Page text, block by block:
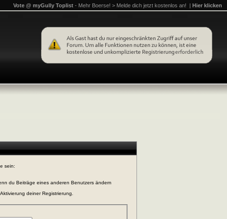
Vote @ myGully Toplist - Mehr Boerse! > Melde dich jetzt kostenlos an! | Hier klicken
sein:
du Beiträge eines anderen Benutzers ändern
deiner Registrierung.